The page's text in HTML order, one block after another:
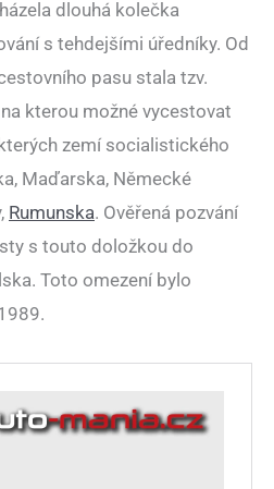
dlouhá kolečka
s tehdejšími úředníky. Od
pasu stala tzv.
kterou možné vycestovat
zemí socialistického
Maďarska, Německé
Rumunska. Ověřená pozvání
s touto doložkou do
Toto omezení bylo